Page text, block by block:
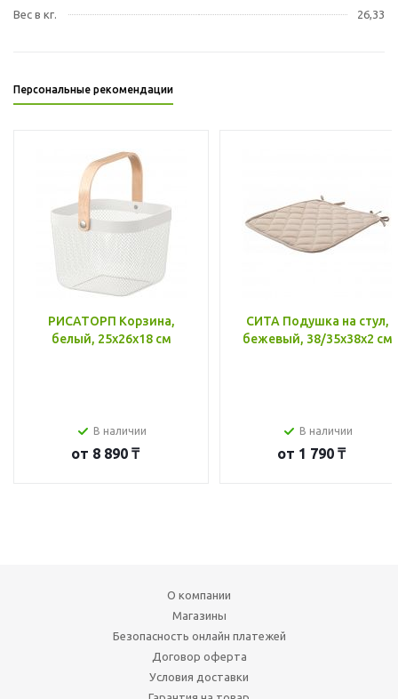
Вес в кг.
26,33
Персональные рекомендации
РИСАТОРП Корзина,
белый, 25x26x18 см
В наличии
от 8 890 ₸
СИТА Подушка на стул,
бежевый, 38/35x38x2 см
В наличии
от 1 790 ₸
О компании
Магазины
Безопасность онлайн платежей
Договор оферта
Условия доставки